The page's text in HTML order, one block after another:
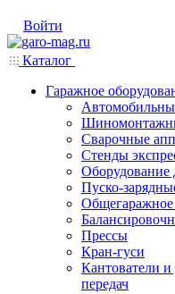
Войти
Каталог
Гаражное
Сварочные
Стенды
Оборудование
Пуско-
Общегаражное
Прессы
Кран-гуси
Кантователи и
передач